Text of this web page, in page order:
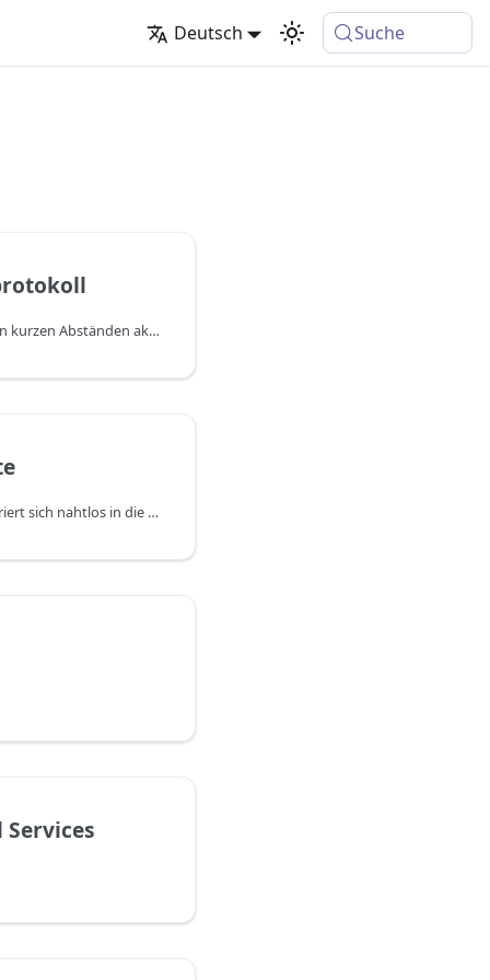
Deutsch Suche
DCYE Project Billing wird in kurzen Abständen aktualisiert und ist immer mit den aktuellen und kommenden Versionen von Business Central kompatibel. Die relevanten Änderungen werden einzeln in den Release Notes beschrieben. Zum Filtern auf eine bestimmte App kann der entsprechende Tag verwendet werden. Darüber hinaus besteht die Möglichkeit, Informationen zu Updates als RSS-Feed zu abonnieren.
DYCE Project Billing integriert sich nahtlos in die Oberfläche von Business Central.